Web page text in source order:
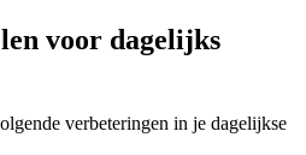
voor dagelijks
verbeteringen in je dagelijkse